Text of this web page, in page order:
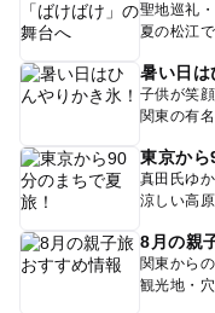
聖地巡礼
夏の松江
暑い日は
子供が笑
関東の有
東京から
真田氏ゆ
涼しい高
8月の親
関東から
観光地・